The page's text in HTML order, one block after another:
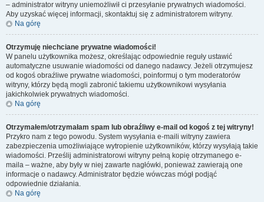
– administrator witryny uniemożliwił ci przesyłanie prywatnych wiadomości.
Aby uzyskać więcej informacji, skontaktuj się z administratorem witryny.
Na górę
Otrzymuję niechciane prywatne wiadomości!
W panelu użytkownika możesz, określając odpowiednie reguły ustawić
automatyczne usuwanie wiadomości od danego nadawcy. Jeżeli otrzymujesz
od kogoś obraźliwe prywatne wiadomości, poinformuj o tym moderatorów
witryny, którzy będą mogli zabronić takiemu użytkownikowi wysyłania
jakichkolwiek prywatnych wiadomości.
Na górę
Otrzymałem/otrzymałam spam lub obraźliwy e-mail od kogoś z tej witryny!
Przykro nam z tego powodu. System wysyłania e-maili witryny zawiera
zabezpieczenia umożliwiające wytropienie użytkowników, którzy wysyłają takie
wiadomości. Prześlij administratorowi witryny pełną kopię otrzymanego e-
maila – ważne, aby były w niej zawarte nagłówki, ponieważ zawierają one
informacje o nadawcy. Administrator będzie wówczas mógł podjąć
odpowiednie działania.
Na górę